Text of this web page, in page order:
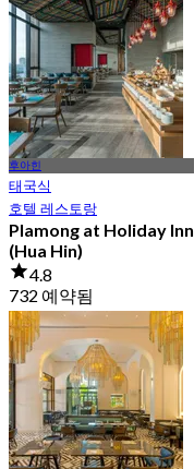
에서฿ 466.33
후아힌
태국식
호텔 레스토랑
Plamong at Holiday Inn
(Hua Hin)
4.8
732 예약됨
에서฿ 630